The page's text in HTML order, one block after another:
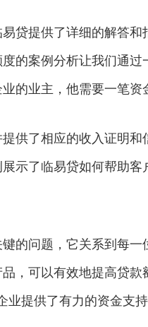
贷提供了详细的解答和
的案例分析让我们通
的业主，他需要一笔资
供了相应的收入证明
示了临易贷如何帮助
的问题，它关系到每
，可以有效地提高贷款
提供了有力的资金支持